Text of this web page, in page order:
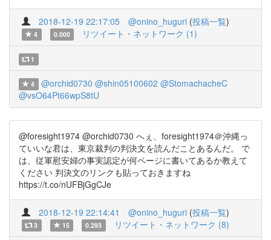
2018-12-19 22:17:05 @onino_huguri (投稿一覧)
4 0.000 リツイート・ネットワーク (1)
1
4 @orchid0730 @shin05100602 @StomachacheC
@vsO64Pt66wpS8tU
@foresight1974 @orchid0730 へぇ、foresight1974＠沖縄っ
ていいな君は、東京裁判の判決文を読んだことあるんだ。 で
は、従軍慰安婦の事実認定が何ページに書いてあるか教えて
ください 判決文のリンクも貼っておきますね
https://t.co/nUFBjGgCJe
2018-12-19 22:14:41 @onino_huguri (投稿一覧)
3 15 0.293 リツイート・ネットワーク (8)